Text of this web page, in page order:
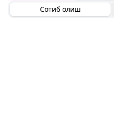
Сотиб олиш